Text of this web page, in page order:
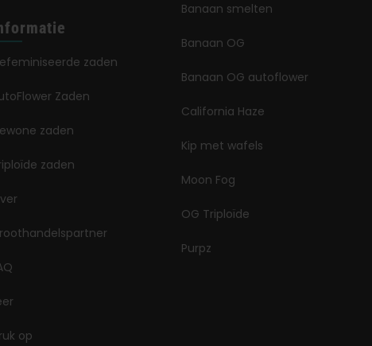
zaden
Zaden
zaden
zaden
op
Banaan smelten
Banaan OG
Banaan OG autoflower
California Haze
Kip met wafels
Moon Fog
OG Triploïde
Purpz